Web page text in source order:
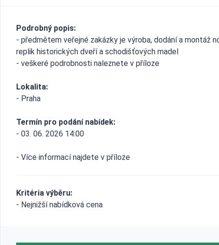
Podrobný popis:
- předmětem veřejné zakázky je výroba, dodání a montáž
replik historických dveří a schodišťových madel
- veškeré podrobnosti naleznete v příloze
Lokalita:
- Praha
Termín pro podání nabídek:
- 03. 06. 2026 14:00
- Více informací najdete v příloze
Kritéria výběru:
- Nejnižší nabídková cena